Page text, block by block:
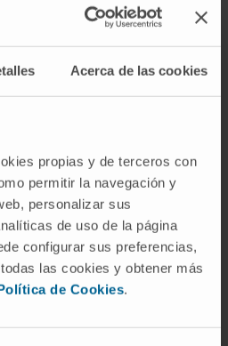
Acerca de las cookies
propias y de terceros con
permitir la navegación y
personalizar sus
de uso de la página
configurar sus preferencias,
las cookies y obtener más
de Cookies.
con AREB-2
aguda.
del latínrefractarius,
la anemia no responde
de hierro,
"Blasto" procede del
), "germen" o "brote",
celulares más inmaduras